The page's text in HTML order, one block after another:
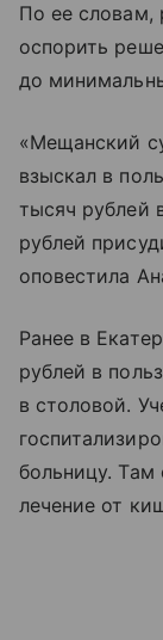
По ее словам,
оспорить
до
«Мещанский
взыскал в
тысяч рублей
рублей
оповестила
Ранее в
рублей в
в столовой.
больницу. Там
лечение от